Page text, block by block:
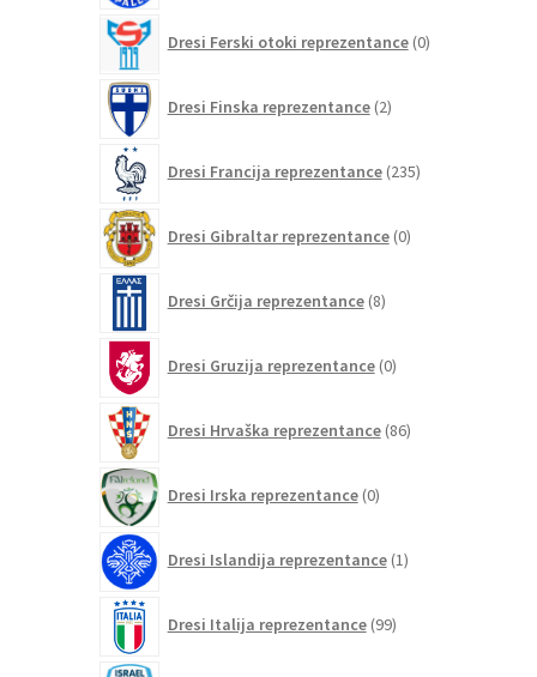
Dresi Ferski otoki reprezentance 0izdelkov
Dresi Finska reprezentance 2izdelka
Dresi Francija reprezentance 235izdelkov
Dresi Gibraltar reprezentance 0izdelkov
Dresi Grčija reprezentance 8izdelkov
Dresi Gruzija reprezentance 0izdelkov
Dresi Hrvaška reprezentance 86izdelkov
Dresi Irska reprezentance 0izdelkov
Dresi Islandija reprezentance 1izdelek
Dresi Italija reprezentance 99izdelkov